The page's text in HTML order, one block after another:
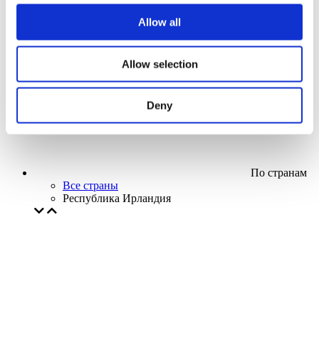
Allow all
Allow selection
Deny
Творческий вечер
Наше спецпредложение
Применить
По странам
Все страны
Республика Ирландия